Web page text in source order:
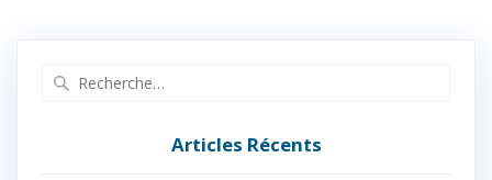
Articles Récents